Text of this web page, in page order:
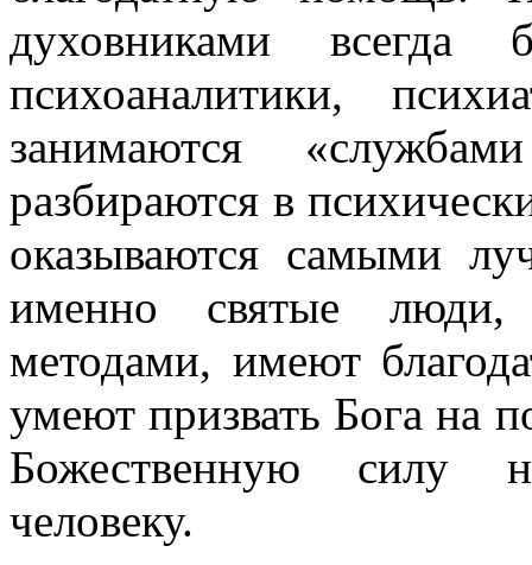
духовниками
психоаналитики,
занимаются
разбираются в
оказываются самыми
именно святые люди,
методами, имеют
умеют призвать Бога на
Божественную силу
человеку.